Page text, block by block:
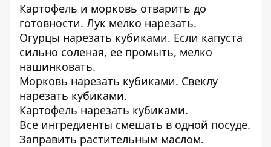
Картофель и морковь отварить до
готовности. Лук мелко нарезать.
Огурцы нарезать кубиками. Если капуста
сильно соленая, ее промыть, мелко
нашинковать.
Морковь нарезать кубиками. Свеклу
нарезать кубиками.
Картофель нарезать кубиками.
Все ингредиенты смешать в одной посуде.
Заправить растительным маслом.